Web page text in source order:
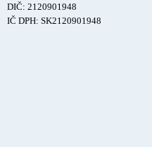
DIČ: 2120901948
IČ DPH: SK2120901948